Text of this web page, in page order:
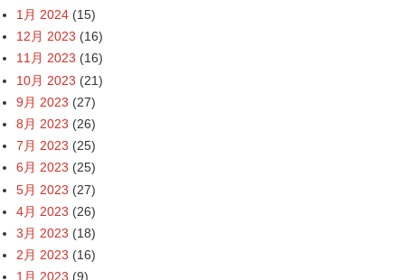
1月 2024 (15)
12月 2023 (16)
11月 2023 (16)
10月 2023 (21)
9月 2023 (27)
8月 2023 (26)
7月 2023 (25)
6月 2023 (25)
5月 2023 (27)
4月 2023 (26)
3月 2023 (18)
2月 2023 (16)
1月 2023 (9)